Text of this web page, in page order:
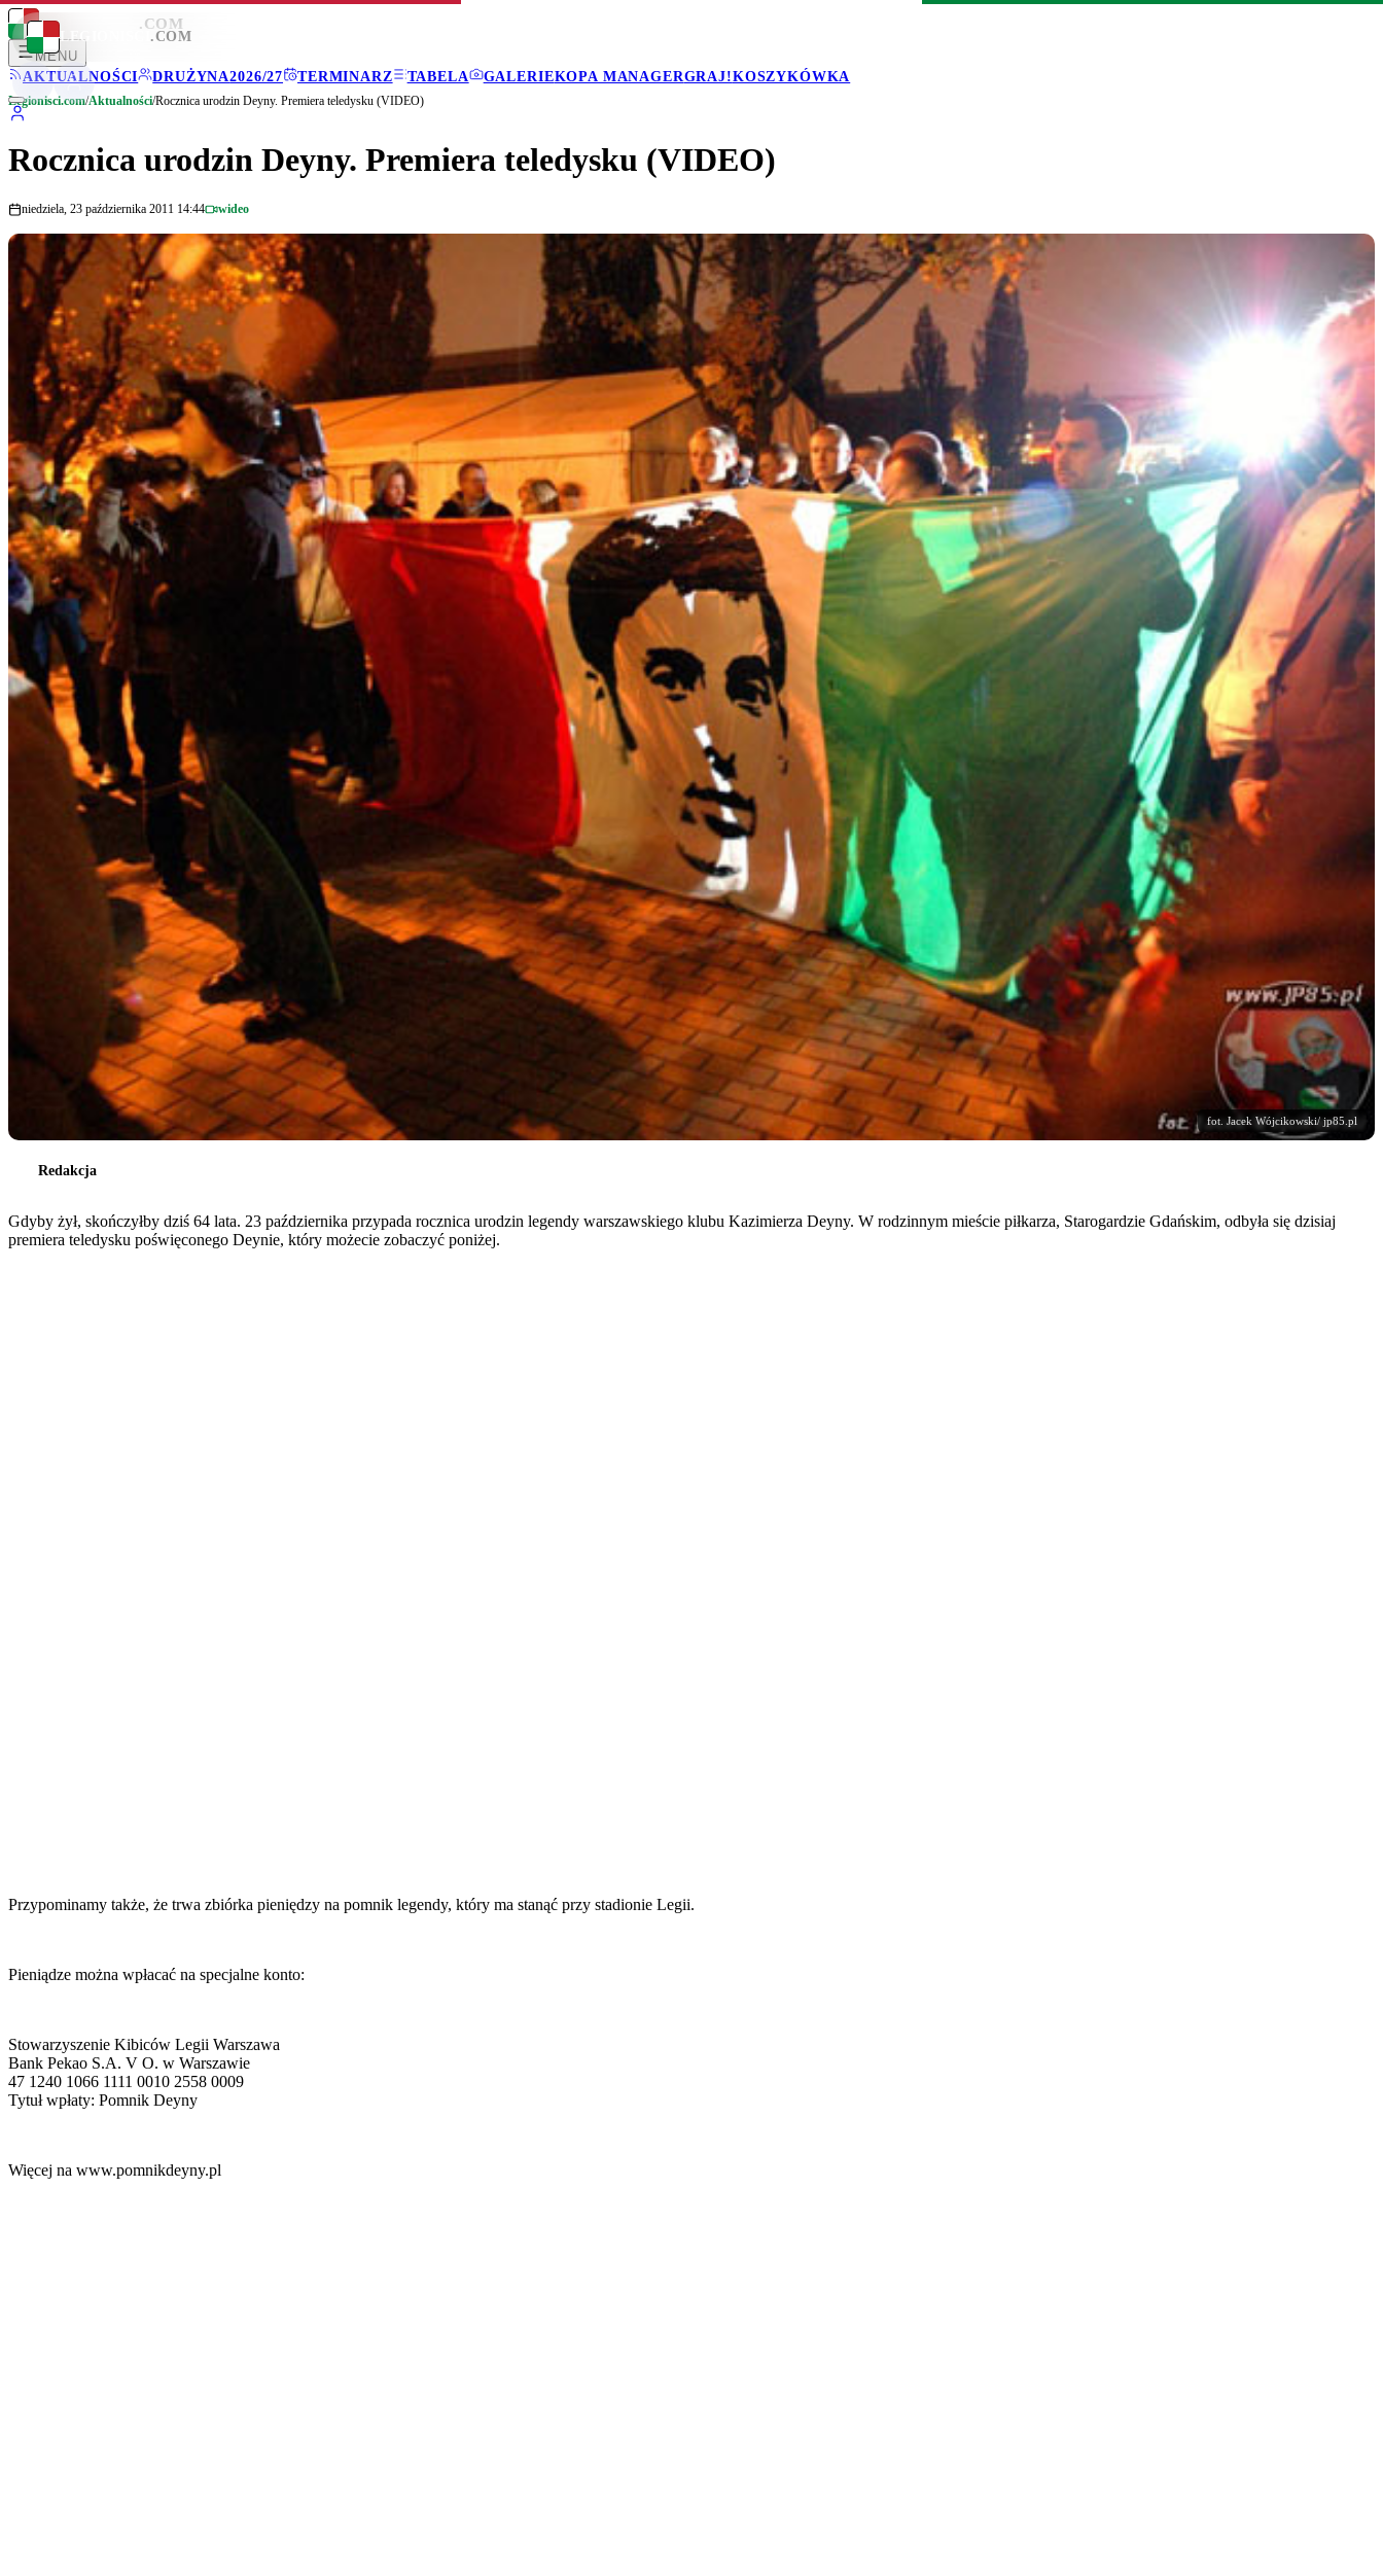
LEGIONISCI .COM
MENU
AKTUALNOŚCI
DRUŻYNA2026/27 TERMINARZ TABELA GALERIEKOPA MANAGERGRAJ!KOSZYKÓWKA
LEGIONISCI .COM
Legionisci.com/Aktualności/Rocznica urodzin Deyny. Premiera teledysku (VIDEO)
Rocznica urodzin Deyny. Premiera teledysku (VIDEO)
niedziela, 23 października 2011 14:44 wideo
fot. Jacek Wójcikowski/ jp85.pl
Redakcja
Gdyby żył, skończyłby dziś 64 lata. 23 października przypada rocznica urodzin legendy warszawskiego klubu Kazimierza Deyny. W rodzinnym mieście piłkarza, Starogardzie Gdańskim, odbyła się dzisiaj
premiera teledysku poświęconego Deynie, który możecie zobaczyć poniżej.
Przypominamy także, że trwa zbiórka pieniędzy na pomnik legendy, który ma stanąć przy stadionie Legii.
Pieniądze można wpłacać na specjalne konto:
Stowarzyszenie Kibiców Legii Warszawa
Bank Pekao S.A. V O. w Warszawie
47 1240 1066 1111 0010 2558 0009
Tytuł wpłaty: Pomnik Deyny
Więcej na www.pomnikdeyny.pl